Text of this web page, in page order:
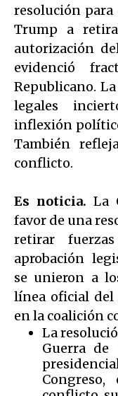
resolución
Trump a
autorización
evidenció
Republicano.
legales
inflexión
También
conflicto.
Es noticia. La
favor de una
retirar
aprobación
se unieron a
línea oficial
en la coalición
La
Guerra de